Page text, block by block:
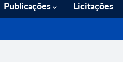
Publicações Licitações